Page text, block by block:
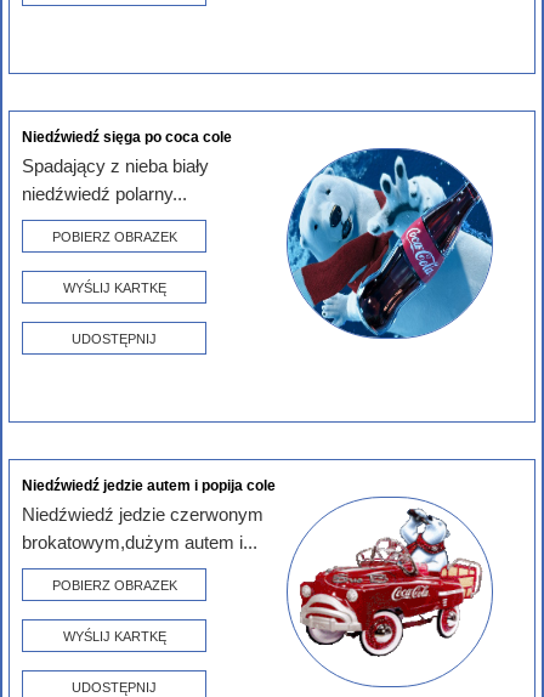
Niedźwiedź sięga po coca cole
Spadający z nieba biały
niedźwiedź polarny...
POBIERZ OBRAZEK
WYŚLIJ KARTKĘ
UDOSTĘPNIJ
Niedźwiedź jedzie autem i popija cole
Niedźwiedź jedzie czerwonym
brokatowym,dużym autem i...
POBIERZ OBRAZEK
WYŚLIJ KARTKĘ
UDOSTĘPNIJ